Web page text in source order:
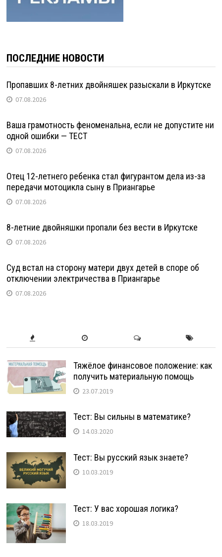
ПОСЛЕДНИЕ НОВОСТИ
Пропавших 8-летних двойняшек разыскали в Иркутске
07.08.2026
Ваша грамотность феноменальна, если не допустите ни
одной ошибки — ТЕСТ
07.08.2026
Отец 12-летнего ребенка стал фигурантом дела из-за
передачи мотоцикла сыну в Приангарье
07.08.2026
8-летние двойняшки пропали без вести в Иркутске
07.08.2026
Суд встал на сторону матери двух детей в споре об
отключении электричества в Приангарье
07.08.2026
Тяжёлое финансовое положение: как
получить материальную помощь
23.07.2019
Тест: Вы сильны в математике?
14.03.2020
Тест: Вы русский язык знаете?
10.03.2019
Тест: У вас хорошая логика?
18.03.2019